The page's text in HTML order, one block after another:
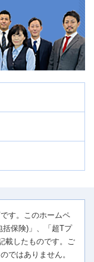
す。このホームペ
括保険)」、「超Tプ
載したものです。ご
ではありません。